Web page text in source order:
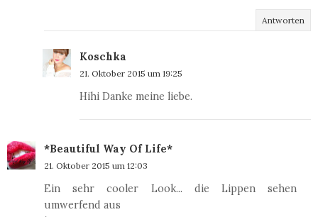
Antworten
Koschka
21. Oktober 2015 um 19:25
Hihi Danke meine liebe.
*Beautiful Way Of Life*
21. Oktober 2015 um 12:03
Ein sehr cooler Look... die Lippen sehen
umwerfend aus